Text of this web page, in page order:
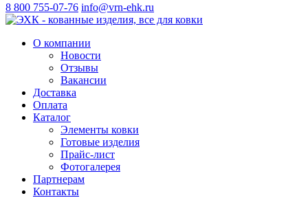
8 800 755-07-76 info@vrn-ehk.ru
О компании
Новости
Отзывы
Вакансии
Доставка
Оплата
Каталог
Элементы ковки
Готовые изделия
Прайс-лист
Фотогалерея
Партнерам
Контакты